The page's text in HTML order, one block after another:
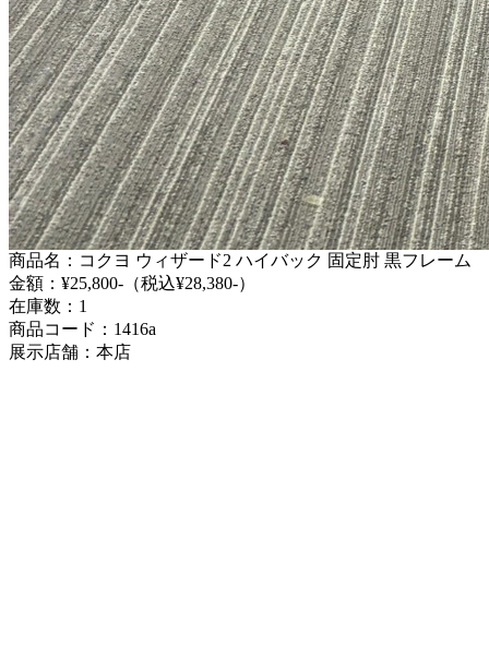
商品名：コクヨ ウィザード2 ハイバック 固定肘 黒フレーム
金額：¥25,800-（税込¥28,380-）
在庫数：1
商品コード：1416a
展示店舗：本店